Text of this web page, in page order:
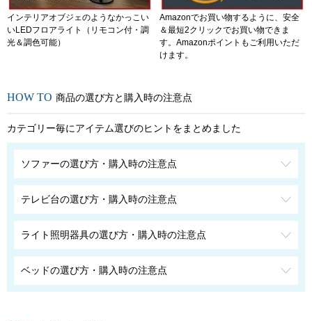
インテリアオブジェのようなかっこい
いLEDフロアライト（リモコン付・調
光＆調色可能）
Amazonでお買い物するように、安全
＆最短2クリックでお買い物できま
す。Amazonポイントもご利用いただ
けます。
商品の選び方と購入時の注意点
カテゴリー毎にアイテム選びのヒントをまとめました
ソファーの選び方・購入時の注意点
テレビ台の選び方・購入時の注意点
ライト照明器具の選び方・購入時の注意点
ベッドの選び方・購入時の注意点